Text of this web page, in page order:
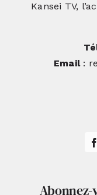
Kansei TV,
Email: